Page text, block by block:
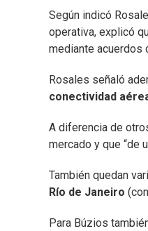
Según indicó
operativa, explicó
mediante acuerdos
Rosales señaló
conectividad
A diferencia de
mercado y que “de
También quedan
Río de Janeiro
Para Búzios